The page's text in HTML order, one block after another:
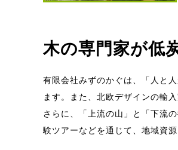
木の専門家が低
有限会社みずのかぐは、「人と
ます。また、北欧デザインの輸
さらに、「上流の山」と「下流
験ツアーなどを通じて、地域資